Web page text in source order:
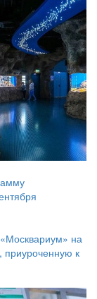
на
приуроченную к